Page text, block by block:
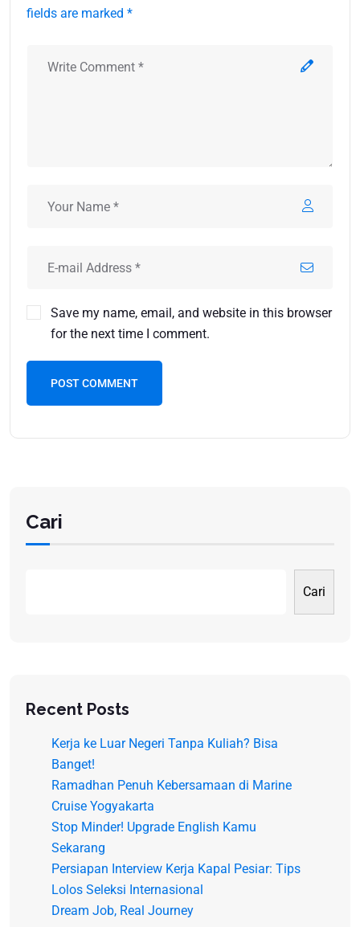
fields are marked *
Save my name, email, and website in this browser
for the next time I comment.
POST COMMENT
Cari
Cari
Recent Posts
Kerja ke Luar Negeri Tanpa Kuliah? Bisa
Banget!
Ramadhan Penuh Kebersamaan di Marine
Cruise Yogyakarta
Stop Minder! Upgrade English Kamu
Sekarang
Persiapan Interview Kerja Kapal Pesiar: Tips
Lolos Seleksi Internasional
Dream Job, Real Journey